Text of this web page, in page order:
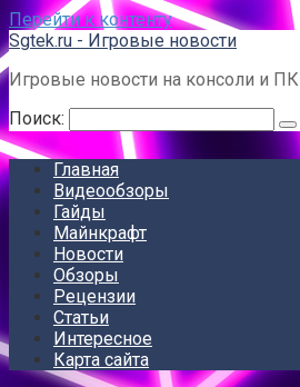
Перейти к контенту
Sgtek.ru - Игровые новости
Игровые новости на консоли и ПК
Поиск:
Главная
Видеообзоры
Гайды
Майнкрафт
Новости
Обзоры
Рецензии
Статьи
Интересное
Карта сайта